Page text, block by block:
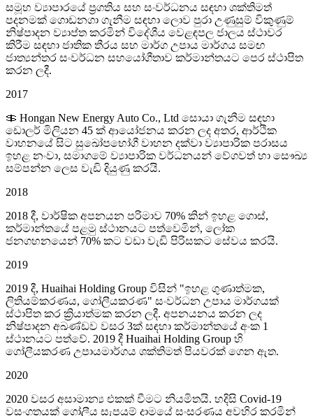
සමූහ ව්‍යාපාරයේ ප්‍රගතිය සහ සංවර්ධනය සඳහා ශක්තිමත්
පදනමක් ගොඩනගා ගැනීම සඳහා ලොව පුරා උණුසුම් විකුණුම්
නිෂ්පාදන ව්‍යාප්ත කරමින් විදේශීය වෙළඳපල ජාලය ස්ථාවර
කිරීම සඳහා ජාතික තීරය සහ මාර්ග උපාය මාර්ගය සමඟ
ජාත්‍යන්තර සංවර්ධන සහයෝගීතාව කර්මාන්තයට පෙර ස්ථාපිත
කරන ලදී.
2017
＄ Hongan New Energy Auto Co., Ltd සොයා ගැනීම සඳහා
ඩොලර් මිලියන 45 ක් ආයෝජනය කරන ලද අතර, ආර්ථික
වාහනයේ සිට සුඛෝපභෝගී වාහන දක්වා ව්‍යාපාරික පරාසය
ඉහළ නංවා, සමාගමේ ව්‍යාපාරික වර්ධනයන් වේගවත් හා සෞඛ්‍ය
සම්පන්න ලෙස වැඩි දියුණු කරයි.
2018
2018 දී, වාර්ෂික අපනයන පරිමාව 70% කින් ඉහළ ගොස්,
කර්මාන්තයේ පළමු ස්ථානයට පත්වෙමින්, ලෝක
ජනගහනයෙන් 70% කට වඩා වැඩි පිරිසකට සේවය කරයි.
2019
2019 දී, Huaihai Holding Group විසින් "ඉහළ ගුණාත්මක,
ලිතියම්කරණය, ගෝලීයකරණ" සංවර්ධන උපාය මාර්ගයක්
ස්ථාපිත කර ක්‍රියාත්මක කරන ලදී. අපනයනය කරන ලද
නිෂ්පාදන අඛණ්ඩව වසර 3ක් සඳහා කර්මාන්තයේ අංක 1
ස්ථානයට පත්වේ. 2019 දී Huaihai Holding Group හි
ගෝලීයකරණ උපායමාර්ගය ශක්තිමත් පියවරක් ගෙන ඇත.
2020
2020 වසර අසාමාන්‍ය එකක් වීමට නියමිතයි. හදිසි Covid-19
වසංගතයක් ගෝලීය සැපයුම් දාමයේ සංසරණය අවහිර කරමින්